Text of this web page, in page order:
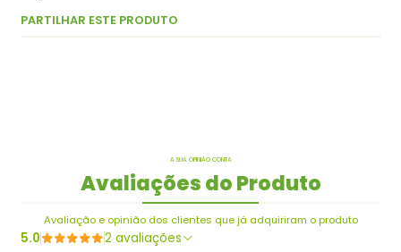
PARTILHAR ESTE PRODUTO
A SUA OPINIÃO CONTA
Avaliações do Produto
Avaliação e opinião dos clientes que já adquiriram o produto
5.0 2 avaliações